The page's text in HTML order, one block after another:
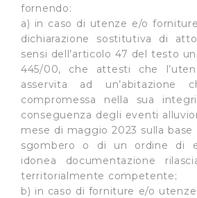
fornendo:
a) in caso di utenze e/o
dichiarazione sostitutiva di
sensi dell’articolo 47 del testo
445/00, che attesti che
asservita ad un’abitazione
compromessa nella sua
conseguenza degli eventi
mese di maggio 2023 sulla base
sgombero o di un ordine di
idonea documentazione
territorialmente competente;
b) in caso di forniture e/o